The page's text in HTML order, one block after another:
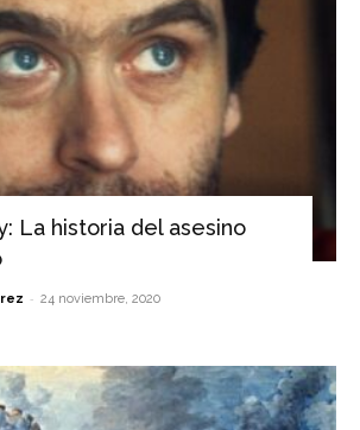
La historia del asesino
- 24 noviembre, 2020